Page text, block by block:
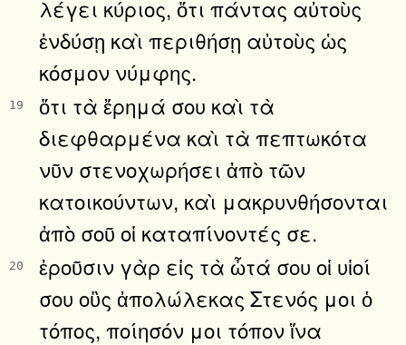
λέγει κύριος, ὅτι πάντας αὐτοὺς
ἐνδύσῃ καὶ περιθήσῃ αὐτοὺς ὡς
κόσμον νύμφης.
19
ὅτι τὰ ἔρημά σου καὶ τὰ
διεφθαρμένα καὶ τὰ πεπτωκότα
νῦν στενοχωρήσει ἀπὸ τῶν
κατοικούντων, καὶ μακρυνθήσονται
ἀπὸ σοῦ οἱ καταπίνοντές σε.
20
ἐροῦσιν γὰρ εἰς τὰ ὦτά σου οἱ υἱοί
σου οὓς ἀπολώλεκας Στενός μοι ὁ
τόπος, ποίησόν μοι τόπον ἵνα